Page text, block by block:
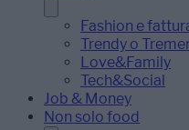
Fashion e
Trendy o
Love&Family
Tech&Social
Job & Money
Non solo food